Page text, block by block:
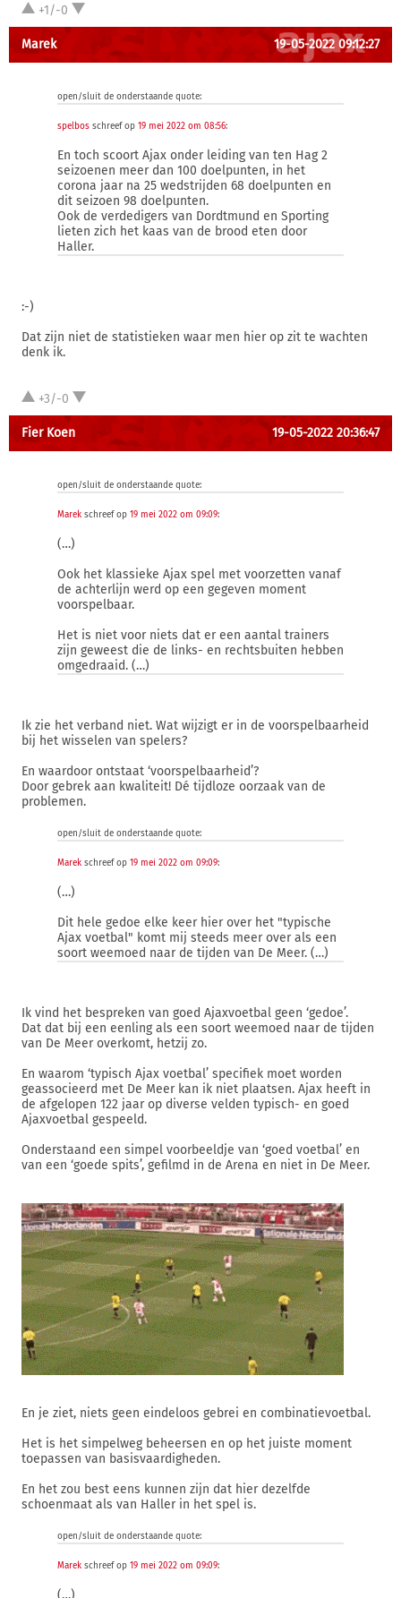
+1/-0
Marek 19-05-2022 09:12:27
open/sluit de onderstaande quote:
spelbos schreef op 19 mei 2022 om 08:56:
En toch scoort Ajax onder leiding van ten Hag 2
seizoenen meer dan 100 doelpunten, in het
corona jaar na 25 wedstrijden 68 doelpunten en
dit seizoen 98 doelpunten.
Ook de verdedigers van Dordtmund en Sporting
lieten zich het kaas van de brood eten door
Haller.
:-)
Dat zijn niet de statistieken waar men hier op zit te wachten
denk ik.
+3/-0
Fier Koen 19-05-2022 20:36:47
open/sluit de onderstaande quote:
Marek schreef op 19 mei 2022 om 09:09:
(…)
Ook het klassieke Ajax spel met voorzetten vanaf
de achterlijn werd op een gegeven moment
voorspelbaar.
Het is niet voor niets dat er een aantal trainers
zijn geweest die de links- en rechtsbuiten hebben
omgedraaid. (…)
Ik zie het verband niet. Wat wijzigt er in de voorspelbaarheid
bij het wisselen van spelers?
En waardoor ontstaat ‘voorspelbaarheid’?
Door gebrek aan kwaliteit! Dé tijdloze oorzaak van de
problemen.
open/sluit de onderstaande quote:
Marek schreef op 19 mei 2022 om 09:09:
(…)
Dit hele gedoe elke keer hier over het "typische
Ajax voetbal" komt mij steeds meer over als een
soort weemoed naar de tijden van De Meer. (…)
Ik vind het bespreken van goed Ajaxvoetbal geen ‘gedoe’.
Dat dat bij een eenling als een soort weemoed naar de tijden
van De Meer overkomt, hetzij zo.
En waarom ‘typisch Ajax voetbal’ specifiek moet worden
geassocieerd met De Meer kan ik niet plaatsen. Ajax heeft in
de afgelopen 122 jaar op diverse velden typisch- en goed
Ajaxvoetbal gespeeld.
Onderstaand een simpel voorbeeldje van ‘goed voetbal’ en
van een ‘goede spits’, gefilmd in de Arena en niet in De Meer.
En je ziet, niets geen eindeloos gebrei en combinatievoetbal.
Het is het simpelweg beheersen en op het juiste moment
toepassen van basisvaardigheden.
En het zou best eens kunnen zijn dat hier dezelfde
schoenmaat als van Haller in het spel is.
open/sluit de onderstaande quote:
Marek schreef op 19 mei 2022 om 09:09:
(…)